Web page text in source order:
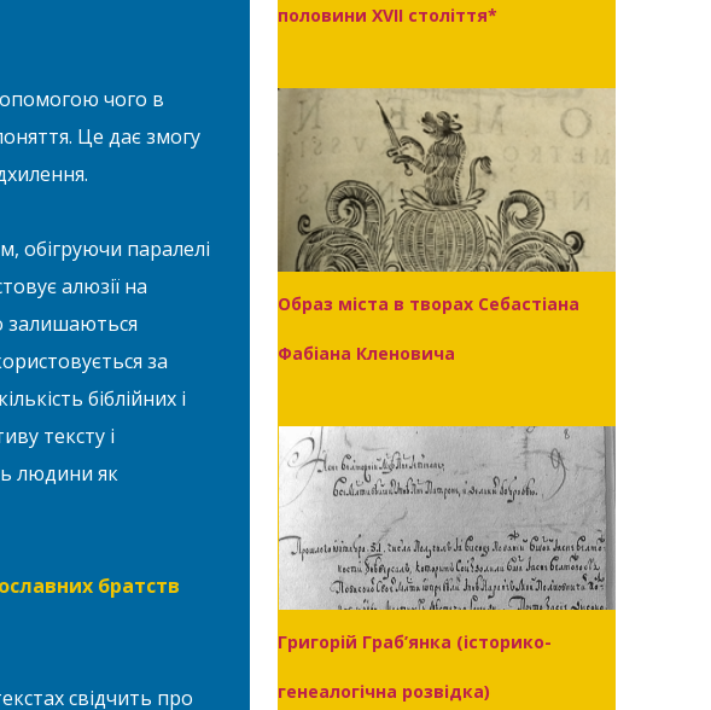
чого в
Це дає змогу
обігруючи паралелі
алюзії на
залишаються
за
біблійних і
тексту і
людини як
братств
свідчить про
половини XVII століття*
Образ міста в творах Себастіана
Фабіана Кленовича
Григорій Граб’янка (історико-
генеалогічна розвідка)